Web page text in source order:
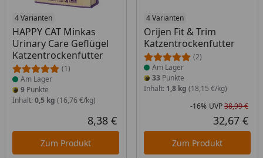
4 Varianten
HAPPY CAT Minkas
Urinary Care Geflügel
Katzentrockenfutter
(1)
Produkt am Lager
Am Lager
9 Punkte
Inhalt: 0,5 kg (16,76 €/kg)
Aktueller Preis
8,38 €
Zum Produkt
4 Varianten
Orijen Fit & Trim
Katzentrockenfutter
(2)
Produkt am Lager
Am Lager
33Punkte
Inhalt: 1,8 kg (18,15 €/kg)
-16% UVP38,99 €
32,67 €
Zum Produkt